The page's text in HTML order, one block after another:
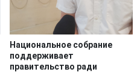
Национальное собрание
поддерживает
правительство ради